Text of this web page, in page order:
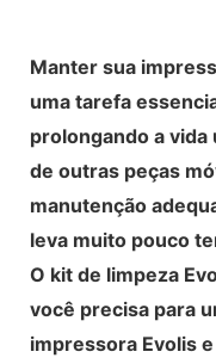
Manter sua
uma tarefa
prolongando a vida
de outras peças
manutenção
leva muito pouco
O kit de limpeza
você precisa para
impressora Evolis